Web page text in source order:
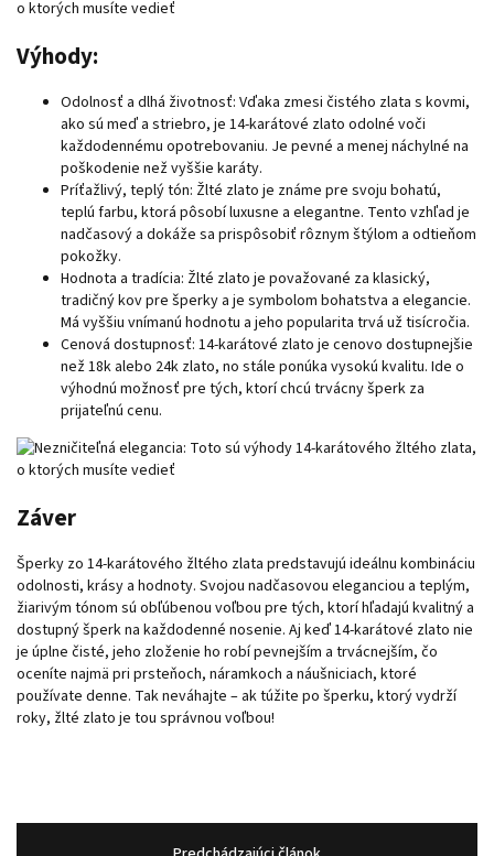
Výhody:
Odolnosť a dlhá životnosť: Vďaka zmesi čistého zlata s kovmi,
ako sú meď a striebro, je 14-karátové zlato odolné voči
každodennému opotrebovaniu. Je pevné a menej náchylné na
poškodenie než vyššie karáty.
Príťažlivý, teplý tón: Žlté zlato je známe pre svoju bohatú,
teplú farbu, ktorá pôsobí luxusne a elegantne. Tento vzhľad je
nadčasový a dokáže sa prispôsobiť rôznym štýlom a odtieňom
pokožky.
Hodnota a tradícia: Žlté zlato je považované za klasický,
tradičný kov pre šperky a je symbolom bohatstva a elegancie.
Má vyššiu vnímanú hodnotu a jeho popularita trvá už tisícročia.
Cenová dostupnosť: 14-karátové zlato je cenovo dostupnejšie
než 18k alebo 24k zlato, no stále ponúka vysokú kvalitu. Ide o
výhodnú možnosť pre tých, ktorí chcú trvácny šperk za
prijateľnú cenu.
Záver
Šperky zo 14-karátového žltého zlata predstavujú ideálnu kombináciu
odolnosti, krásy a hodnoty. Svojou nadčasovou eleganciou a teplým,
žiarivým tónom sú obľúbenou voľbou pre tých, ktorí hľadajú kvalitný a
dostupný šperk na každodenné nosenie. Aj keď 14-karátové zlato nie
je úplne čisté, jeho zloženie ho robí pevnejším a trvácnejším, čo
oceníte najmä pri prsteňoch, náramkoch a náušniciach, ktoré
používate denne. Tak neváhajte – ak túžite po šperku, ktorý vydrží
roky, žlté zlato je tou správnou voľbou!